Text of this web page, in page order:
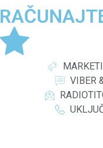
VIBER